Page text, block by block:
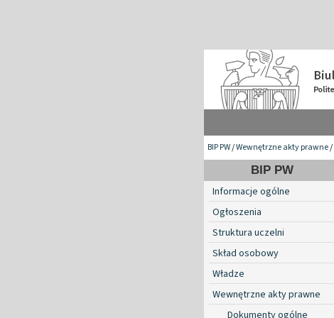
BIP PW/Wewnętrzne akty prawne/
BIP PW
Informacje ogólne
Ogłoszenia
Struktura uczelni
Skład osobowy
Władze
Wewnętrzne akty prawne
Dokumenty ogólne